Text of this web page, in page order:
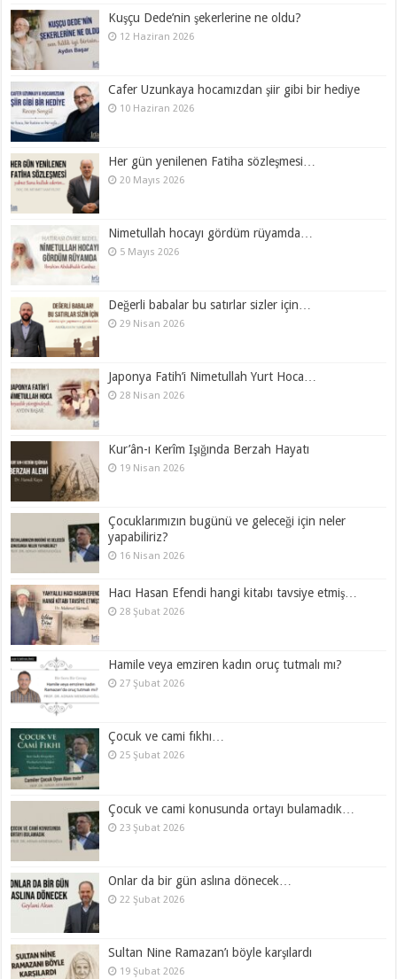
Kuşçu Dede’nin şekerlerine ne oldu?
12 Haziran 2026
Cafer Uzunkaya hocamızdan şiir gibi bir hediye
10 Haziran 2026
Her gün yenilenen Fatiha sözleşmesi…
20 Mayıs 2026
Nimetullah hocayı gördüm rüyamda…
5 Mayıs 2026
Değerli babalar bu satırlar sizler için…
29 Nisan 2026
Japonya Fatih’i Nimetullah Yurt Hoca…
28 Nisan 2026
Kur’ân-ı Kerîm Işığında Berzah Hayatı
19 Nisan 2026
Çocuklarımızın bugünü ve geleceği için neler
yapabiliriz?
16 Nisan 2026
Hacı Hasan Efendi hangi kitabı tavsiye etmiş…
28 Şubat 2026
Hamile veya emziren kadın oruç tutmalı mı?
27 Şubat 2026
Çocuk ve cami fıkhı…
25 Şubat 2026
Çocuk ve cami konusunda ortayı bulamadık…
23 Şubat 2026
Onlar da bir gün aslına dönecek…
22 Şubat 2026
Sultan Nine Ramazan’ı böyle karşılardı
19 Şubat 2026